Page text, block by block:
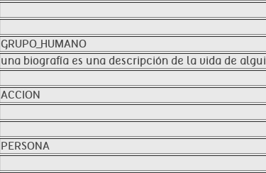
GRUPO_HUMANO
una biografía es una descripción de la vida de
ACCION
PERSONA